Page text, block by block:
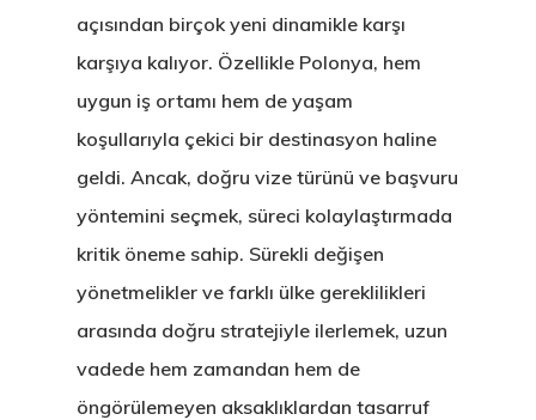
açısından birçok yeni dinamikle karşı
karşıya kalıyor. Özellikle Polonya, hem
uygun iş ortamı hem de yaşam
koşullarıyla çekici bir destinasyon haline
geldi. Ancak, doğru vize türünü ve başvuru
yöntemini seçmek, süreci kolaylaştırmada
kritik öneme sahip. Sürekli değişen
yönetmelikler ve farklı ülke gereklilikleri
arasında doğru stratejiyle ilerlemek, uzun
vadede hem zamandan hem de
öngörülemeyen aksaklıklardan tasarruf